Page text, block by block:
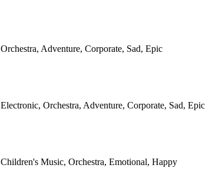
Orchestra, Adventure, Corporate, Sad, Epic
Electronic, Orchestra, Adventure, Corporate, Sad, Epic
Children's Music, Orchestra, Emotional, Happy